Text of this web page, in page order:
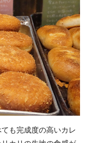
も完成度の高いカレ